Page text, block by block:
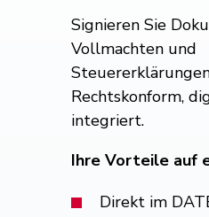
Signieren Sie
Vollmachten und
Rechtskonform,
integriert.
Ihre Vorteile auf
Direkt im